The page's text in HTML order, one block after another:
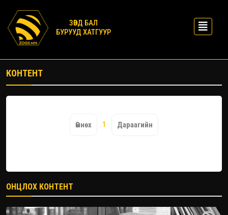
ЗӨВД БАЛ
БУРУУД ХАТГУУР
КОНТЕНТ
Өмнөх 1 Дараагийн
ОНЦЛОХ КОНТЕНТ